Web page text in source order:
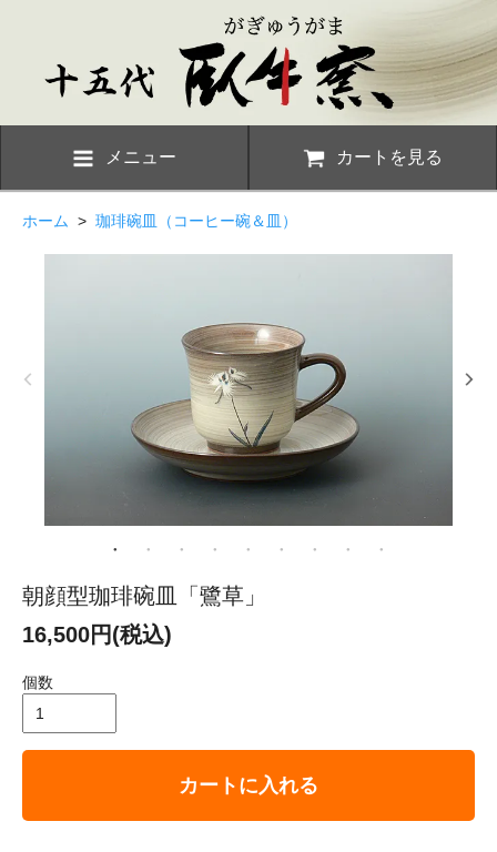
メニュー カートを見る
ホーム > 珈琲碗皿（コーヒー碗＆皿）
朝顔型珈琲碗皿「鷺草」
16,500円(税込)
個数
カートに入れる